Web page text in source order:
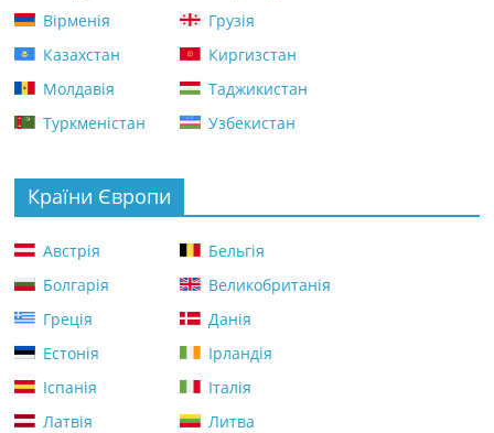
Вірменія
Грузія
Казахстан
Киргизстан
Молдавія
Таджикистан
Туркменістан
Узбекистан
Країни Європи
Австрія
Бельгія
Болгарія
Великобританія
Греція
Данія
Естонія
Ірландія
Іспанія
Італія
Латвія
Литва